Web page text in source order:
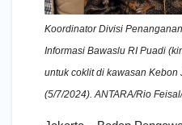
Koordinator Divisi
Informasi Bawaslu RI Puadi
untuk coklit di kawasan Kebon
(5/7/2024). ANTARA/Rio Feisal/